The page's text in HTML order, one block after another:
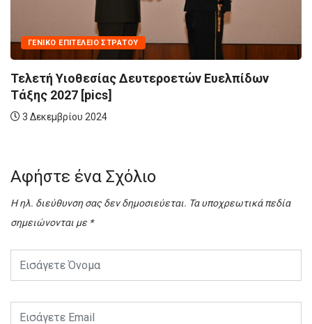
ΓΕΝΙΚΌ ΕΠΙΤΕΛΕΊΟ ΣΤΡΑΤΟΎ
Τελετές Εγκαινίων του
Αφήστε ένα Σχόλιο
Η ηλ. διεύθυνση σας δεν δημοσιεύεται. Τα υποχρεωτικά πεδία
σημειώνονται με *